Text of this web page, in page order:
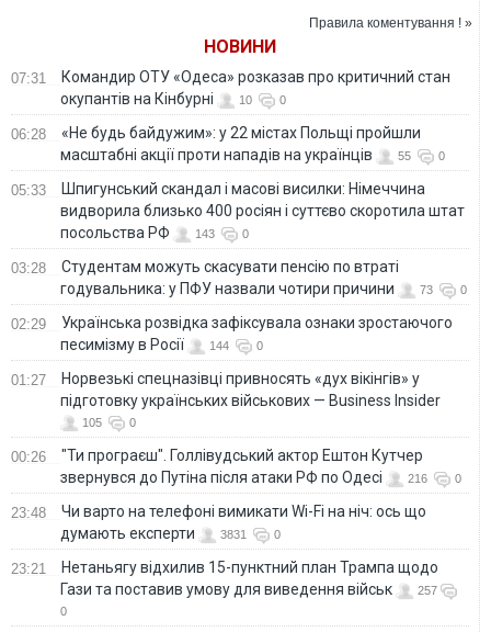
комуналка
Правила коментування ! »
НОВИНИ
07:31
Командир ОТУ «Одеса» розказав про критичний стан
окупантів на Кінбурні
10 0
06:28
«Не будь байдужим»: у 22 містах Польщі пройшли
масштабні акції проти нападів на українців
55 0
05:33
Шпигунський скандал і масові висилки: Німеччина
видворила близько 400 росіян і суттєво скоротила штат
посольства РФ
143 0
03:28
Студентам можуть скасувати пенсію по втраті
годувальника: у ПФУ назвали чотири причини
73 0
02:29
Українська розвідка зафіксувала ознаки зростаючого
песимізму в Росії
144 0
01:27
Норвезькі спецназівці привносять «дух вікінгів» у
підготовку українських військових — Business Insider
105 0
00:26
"Ти програєш". Голлівудський актор Ештон Кутчер
звернувся до Путіна після атаки РФ по Одесі
216 0
23:48
Чи варто на телефонi вимикати Wi-Fi на ніч: ось що
думають експерти
3831 0
23:21
Нетаньягу відхилив 15-пунктний план Трампа щодо
Гази та поставив умову для виведення військ
257
0